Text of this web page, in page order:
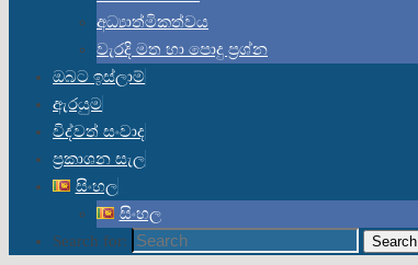
අධ්‍යාත්මිකත්වය
වැරදි මත හා පොදු ප්‍රශ්න
ඔබට ඉස්ලාම්
ඇරයුම
විද්වත් සංවාද
ප්‍රකාශන සැල
සිංහල
සිංහල
Search for:
Search